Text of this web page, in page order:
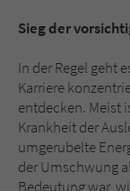
Sieg der
In der Regel geht
Karriere
entdecken. Meist
Krankheit der
umgerubelte
der Umschwung
Bedeutung war,